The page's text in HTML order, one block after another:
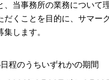
、当事務所の業務について
だくことを目的に、サマー
集します。
程のうちいずれかの期間